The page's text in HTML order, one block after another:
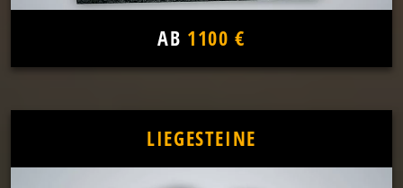
AB 1100 €
LIEGESTEINE